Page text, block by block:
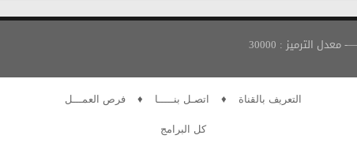
التعريف بالقناة ♦ اتصـل بنـــــا ♦ فرص العمـــل
كل البرامج